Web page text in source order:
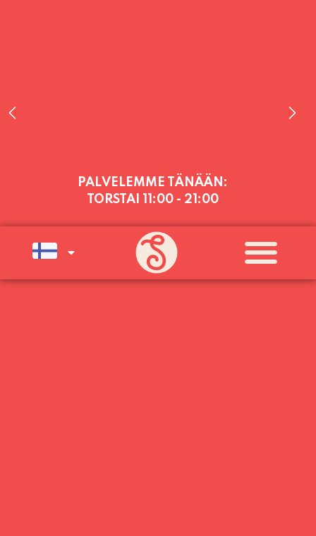
PALVELEMME TÄNÄÄN:
TORSTAI 11:00 - 21:00
PALVELEMME PÄIVITTÄIN (MA-SU
KLO 11-21) SUNNUNTAIHIN 16.8.
SAAKKA JONKA JÄLKEEN OLEMME
AVOINNA VIIKONLOPPUISIN (PE-